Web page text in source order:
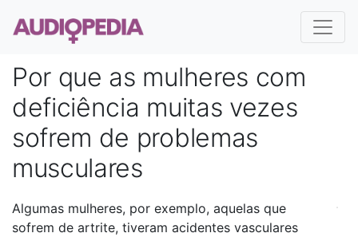
Por que as mulheres com
deficiência muitas vezes
sofrem de problemas
musculares
Algumas mulheres, por exemplo, aquelas que
sofrem de artrite, tiveram acidentes vasculares